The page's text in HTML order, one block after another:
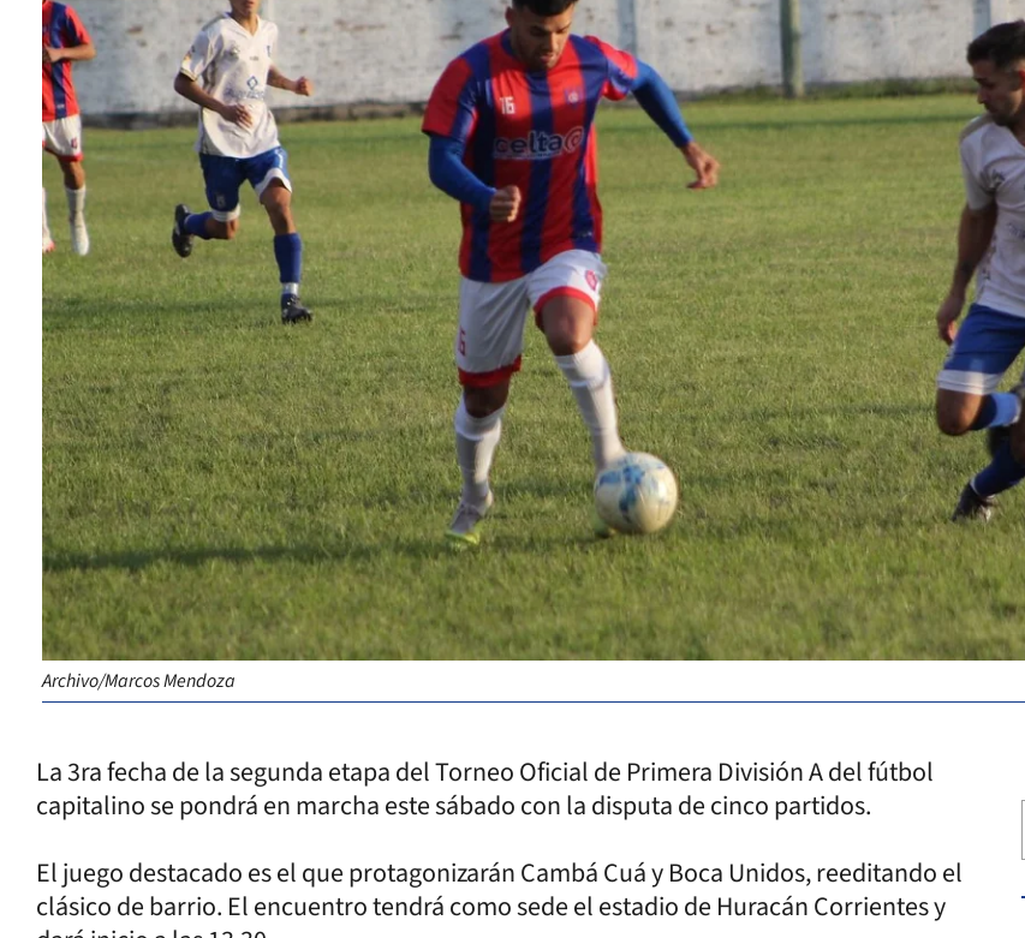
Archivo/Marcos Mendoza
La 3ra fecha de la segunda etapa del Torneo Oficial de Primera División A del fútbol
capitalino se pondrá en marcha este sábado con la disputa de cinco partidos.
El juego destacado es el que protagonizarán Cambá Cuá y Boca Unidos, reeditando el
clásico de barrio. El encuentro tendrá como sede el estadio de Huracán Corrientes y